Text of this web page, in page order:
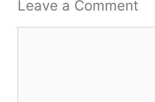
Leave a Comment